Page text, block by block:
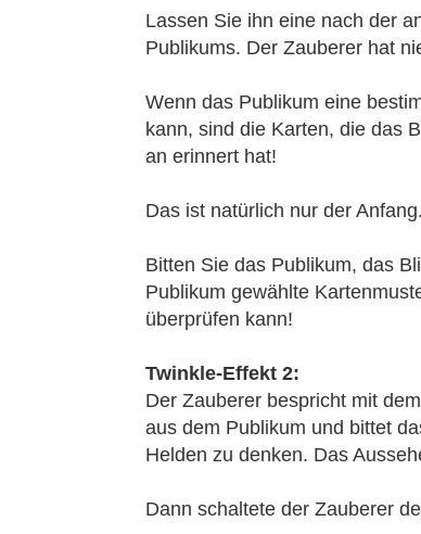
Lassen Sie ihn eine nach der
Publikums. Der Zauberer hat
Wenn das Publikum eine
kann, sind die Karten, die das
an erinnert hat!
Das ist natürlich nur der Anfang.
Bitten Sie das Publikum, das
Publikum gewählte
überprüfen kann!
Twinkle-Effekt 2:
Der Zauberer bespricht mit
aus dem Publikum und bittet
Helden zu denken. Das
Dann schaltete der Zauberer